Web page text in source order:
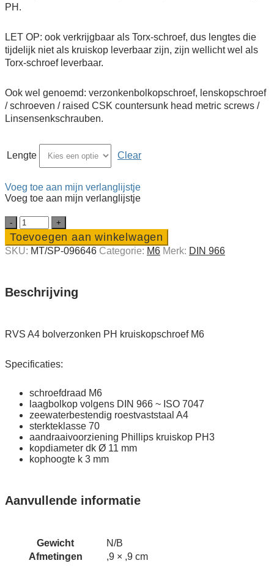
PH.
LET OP: ook verkrijgbaar als Torx-schroef, dus lengtes die
tijdelijk niet als kruiskop leverbaar zijn, zijn wellicht wel als
Torx-schroef leverbaar.
Ook wel genoemd: verzonkenbolkopschroef, lenskopschroef
/ schroeven / raised CSK countersunk head metric screws /
Linsensenkschrauben.
Lengte Clear
Voeg toe aan mijn verlanglijstje
Voeg toe aan mijn verlanglijstje
RVS
A4
bol­
verzonken
schroef
M6
Toevoegen aan winkelwagen
SKU: MT/SP-096646 Categorie: M6 Merk: DIN 966
Beschrijving
RVS A4 bolverzonken PH kruiskopschroef M6
Specificaties:
schroefdraad M6
laagbolkop volgens DIN 966 ~ ISO 7047
zeewaterbestendig roestvaststaal A4
sterkteklasse 70
aandraaivoorziening Phillips kruiskop PH3
kopdiameter dk Ø 11 mm
kophoogte k 3 mm
Aanvullende informatie
Gewicht
N/B
Afmetingen
,9 × ,9 cm